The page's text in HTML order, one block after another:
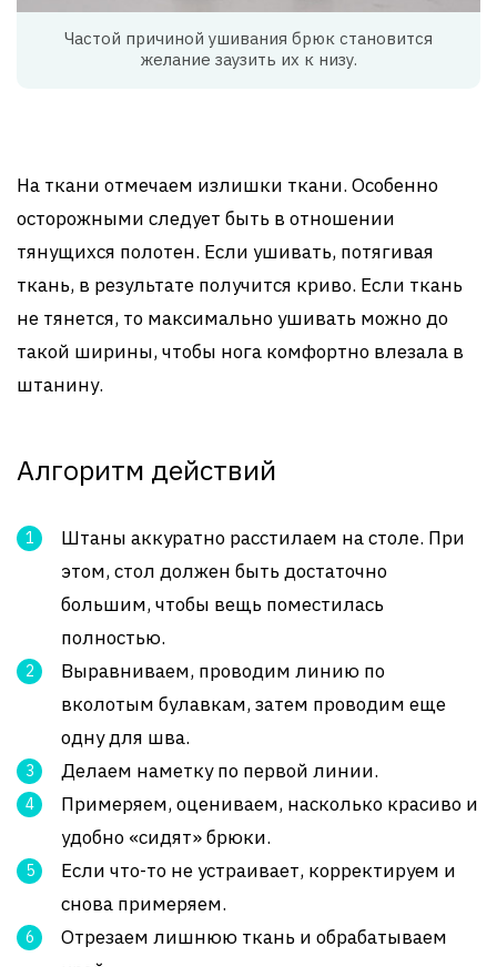
Частой причиной ушивания брюк становится
желание заузить их к низу.
На ткани отмечаем излишки ткани. Особенно
осторожными следует быть в отношении
тянущихся полотен. Если ушивать, потягивая
ткань, в результате получится криво. Если ткань
не тянется, то максимально ушивать можно до
такой ширины, чтобы нога комфортно влезала в
штанину.
Алгоритм действий
Штаны аккуратно расстилаем на столе. При
этом, стол должен быть достаточно
большим, чтобы вещь поместилась
полностью.
Выравниваем, проводим линию по
вколотым булавкам, затем проводим еще
одну для шва.
Делаем наметку по первой линии.
Примеряем, оцениваем, насколько красиво и
удобно «сидят» брюки.
Если что-то не устраивает, корректируем и
снова примеряем.
Отрезаем лишнюю ткань и обрабатываем